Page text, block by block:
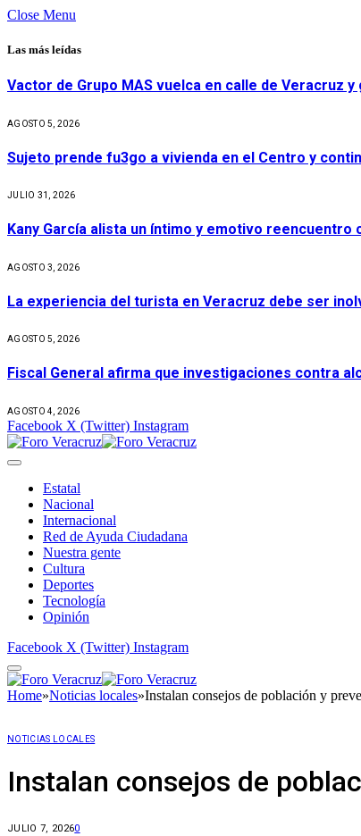
Close Menu
Las más leídas
Vactor de Grupo MAS vuelca en calle de Veracruz y
AGOSTO 5, 2026
Sujeto prende fu3go a vivienda en el Centro y
JULIO 31, 2026
Kany García alista un íntimo y emotivo
AGOSTO 3, 2026
La experiencia del turista en Veracruz debe ser
AGOSTO 5, 2026
Fiscal General afirma que investigaciones contra
AGOSTO 4, 2026
Facebook X (Twitter) Instagram
Estatal
Nacional
Internacional
Red de Ayuda Ciudadana
Nuestra gente
Cultura
Deportes
Tecnología
Opinión
Facebook X (Twitter) Instagram
Home»Noticias locales»​Instalan consejos de población y
NOTICIAS LOCALES
​Instalan consejos de
JULIO 7, 20260